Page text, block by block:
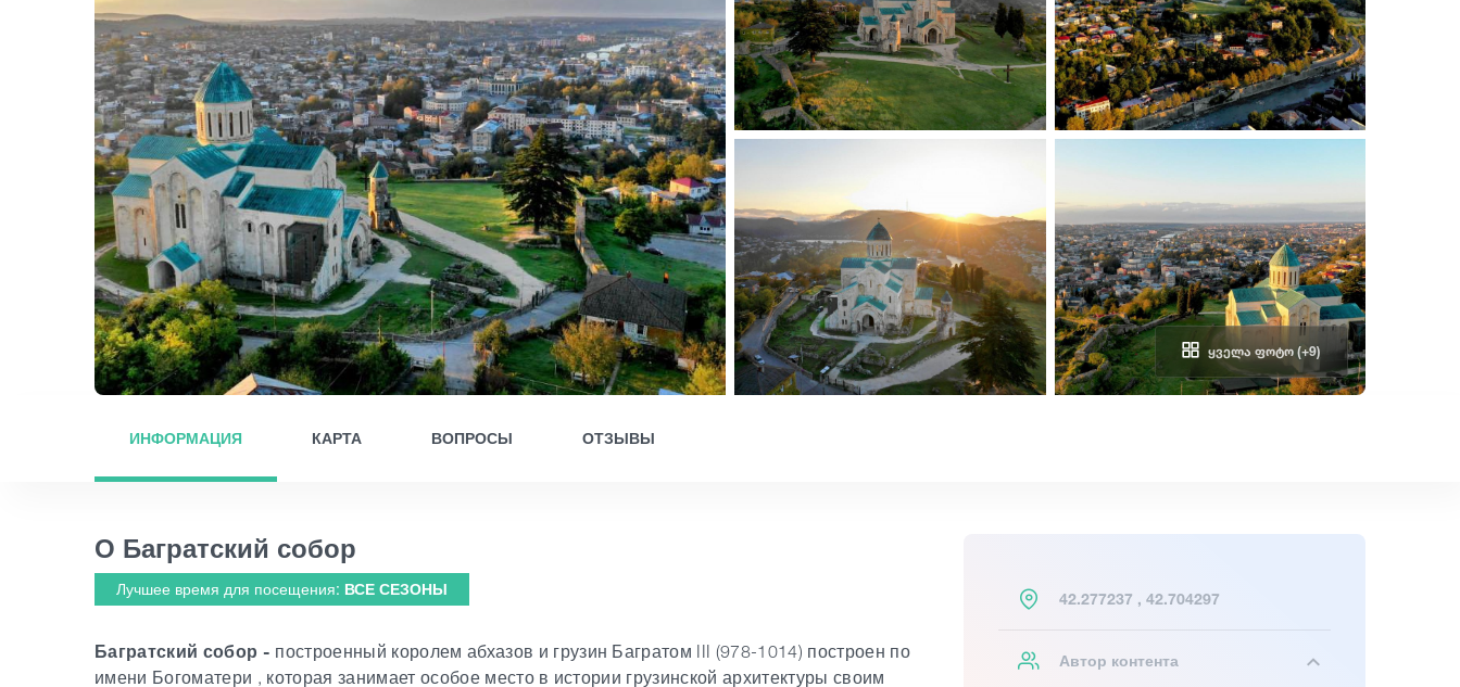
ᲧᲕᲔᲚᲐ ᲤᲝᲢᲝ (+9)
ИНФОРМАЦИЯ КАРТА ВОПРОСЫ ОТЗЫВЫ
О Багратский собор
Лучшее время для посещения: ВСЕ СЕЗОНЫ
Багратский собор - построенный королем абхазов и грузин Багратом III (978-1014) построен по
имени Богоматери , которая занимает особое место в истории грузинской архитектуры своим
42.277237 , 42.704297
Автор контента